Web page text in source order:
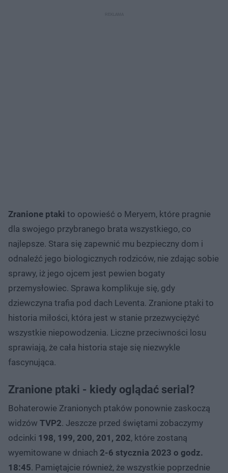
Zranione ptaki to opowieść o Meryem, które pragnie
dla swojego przybranego brata wszystkiego, co
najlepsze. Stara się zapewnić mu bezpieczny dom i
odnaleźć jego biologicznych rodziców, nie zdając sobie
sprawy, iż jego ojcem jest pewien bogaty
przemysłowiec. Sprawa komplikuje się, gdy
dziewczyna trafia pod dach Leventa. Zranione ptaki to
historia miłości, która jest w stanie przezwyciężyć
wszystkie niepowodzenia. Liczne przeciwności losu
sprawiają, że cała historia staje się niezwykle
fascynująca.
Zranione ptaki - kiedy oglądać serial?
Bohaterowie Zranionych ptaków ponownie zaskoczą
widzów TVP2. Jeszcze przed świętami zobaczymy
odcinki 198, 199, 200, 201, 202, które zostaną
wyemitowane w dniach 2-6 stycznia 2023 o godz.
18:45. Pamiętajcie również, że wszystkie poprzednie